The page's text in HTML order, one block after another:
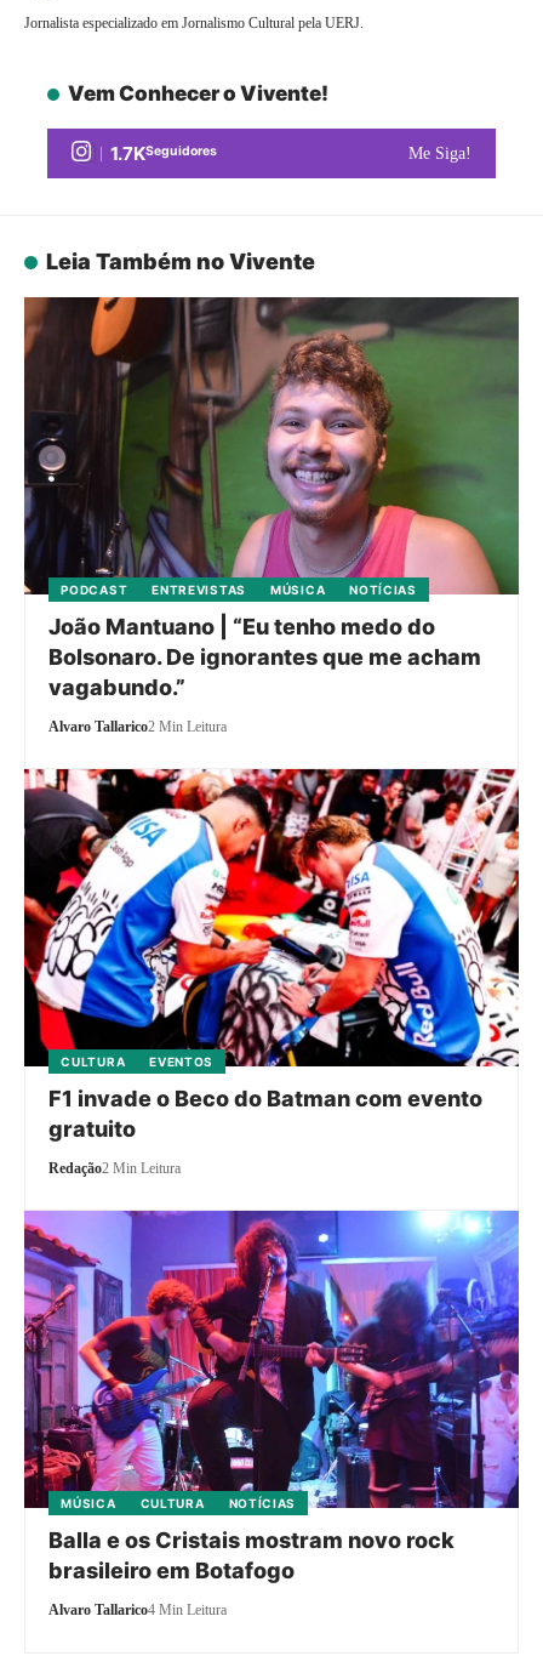
Jornalista especializado em Jornalismo Cultural pela UERJ.
Vem Conhecer o Vivente!
1.7KSeguidores Me Siga!
Leia Também no Vivente
PODCAST ENTREVISTAS MÚSICA NOTÍCIAS
João Mantuano | “Eu tenho medo do
Bolsonaro. De ignorantes que me acham
vagabundo.”
Alvaro Tallarico2 Min Leitura
CULTURA EVENTOS
F1 invade o Beco do Batman com evento
gratuito
Redação2 Min Leitura
MÚSICA CULTURA NOTÍCIAS
Balla e os Cristais mostram novo rock
brasileiro em Botafogo
Alvaro Tallarico4 Min Leitura